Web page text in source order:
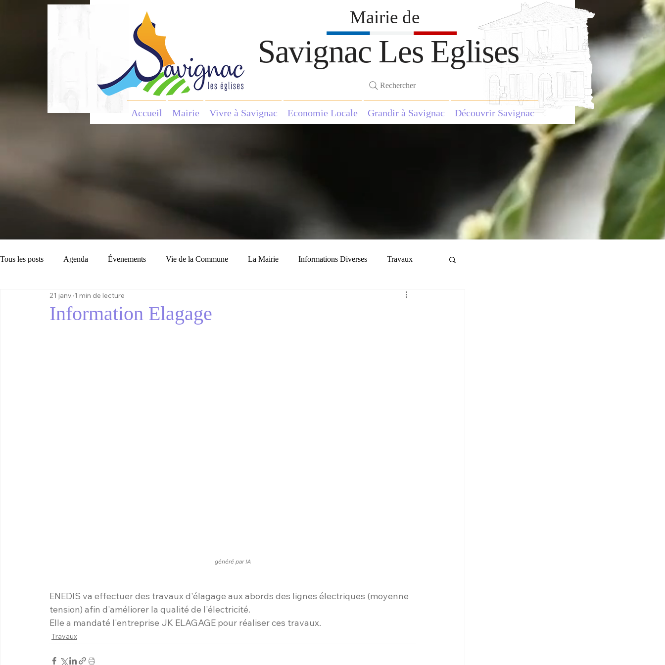
Savignac Les Eglises
Accueil Mairie Vivre à Savignac Economie Locale Grandir à Savignac Découvrir Savignac
Mairie de
Rechercher
Tous les posts Agenda Évenements Vie de la Commune La Mairie Informations Diverses Travaux
Tourisme Consignes
Information Elagage
21 janv. 1 min de lecture
généré par IA
ENEDIS va effectuer des travaux d'élagage aux abords des lignes électriques (moyenne
tension) afin d'améliorer la qualité de l'électricité.
Elle a mandaté l'entreprise JK ELAGAGE pour réaliser ces travaux.
Travaux